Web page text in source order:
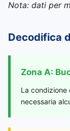
Nota: dati per
Decodifica
Zona A:
La condizione
necessaria